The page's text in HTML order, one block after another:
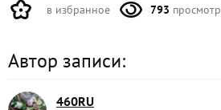
в избранное 793
Автор записи:
460RU